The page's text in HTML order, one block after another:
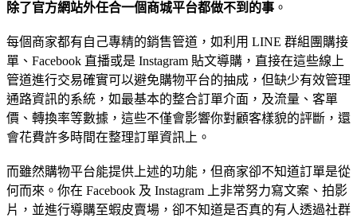
除了官方網站外任合一個商城平台都做不到的事 。
每個商家都有自己專精的銷售管道，如利用 LINE 群組團購接
單、Facebook 直播或是 Instagram 貼文導購，直接在這些線上
管道進行交易確實可以避免購物平台的抽成，但缺少有效管理
通路資訊的系統，如最基本的整合訂單介面，及流量、客單
價、轉換率等數據，這些不僅會影響你對顧客樣貌的評斷，還
會花費許多時間在整理訂單資訊上。
而雖然購物平台能提供上述的功能，但商家卻不知道訂單是從
何而來。你在 Facebook 及 Instagram 上非常努力寫文案、拍影
片，並進行導購至蝦皮賣場，卻不知道是否真的有人透過社群